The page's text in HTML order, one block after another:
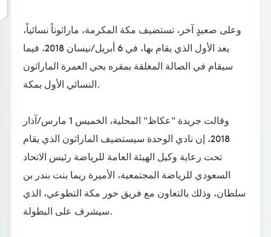
وعلى صعيدٍ آخر، تستضيف مكة المكرمة، ماراثوناً نسائياً،
يعد الأول الذي يقام بها، في 6 أبريل/نيسان 2018، فيما
سيقام في الصالة المغلقة بمقره بحي العمرة الماراثون
النسائي الأول بمكة.
وقالت جريدة "عكاظ" المحلية، الخميس 1 مارس/آذار
2018، إن نادي الوحدة سيستضيف الماراثون الذي يقام
تحت رعاية وكيل الهيئة العامة للرياضة رئيس الاتحاد
السعودي للرياضة المجتمعية، الأميرة ريما بنت بندر بن
سلطان، وذلك بالتعاون مع فريق حور مكة التطوعي، الذي
سيشرف على البطولة.